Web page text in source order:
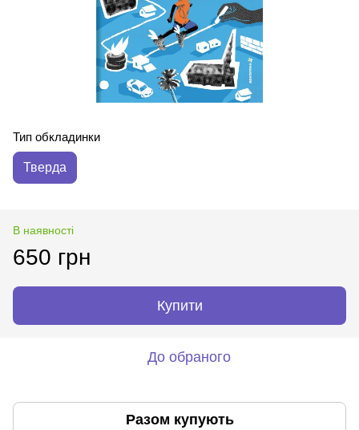
Тип обкладинки
Тверда
В наявності
650 грн
Купити
До обраного
Разом купують